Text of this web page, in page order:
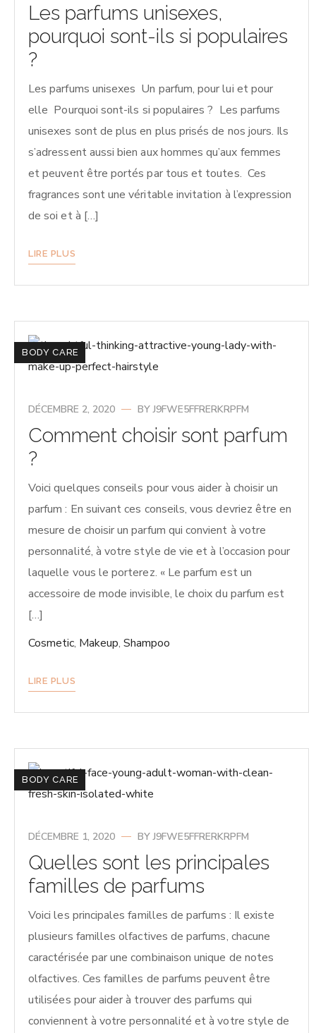
Les parfums unisexes,
pourquoi sont-ils si populaires
?
Les parfums unisexes Un parfum, pour lui et pour
elle Pourquoi sont-ils si populaires ? Les parfums
unisexes sont de plus en plus prisés de nos jours. Ils
s’adressent aussi bien aux hommes qu’aux femmes
et peuvent être portés par tous et toutes. Ces
fragrances sont une véritable invitation à l’expression
de soi et à […]
LIRE PLUS
BODY CARE
DÉCEMBRE 2, 2020 BYJ9FWE5FFRERKRPFM
Comment choisir sont parfum
?
Voici quelques conseils pour vous aider à choisir un
parfum : En suivant ces conseils, vous devriez être en
mesure de choisir un parfum qui convient à votre
personnalité, à votre style de vie et à l’occasion pour
laquelle vous le porterez. « Le parfum est un
accessoire de mode invisible, le choix du parfum est
[…]
Cosmetic, Makeup, Shampoo
LIRE PLUS
BODY CARE
DÉCEMBRE 1, 2020 BYJ9FWE5FFRERKRPFM
Quelles sont les principales
familles de parfums
Voici les principales familles de parfums : Il existe
plusieurs familles olfactives de parfums, chacune
caractérisée par une combinaison unique de notes
olfactives. Ces familles de parfums peuvent être
utilisées pour aider à trouver des parfums qui
conviennent à votre personnalité et à votre style de